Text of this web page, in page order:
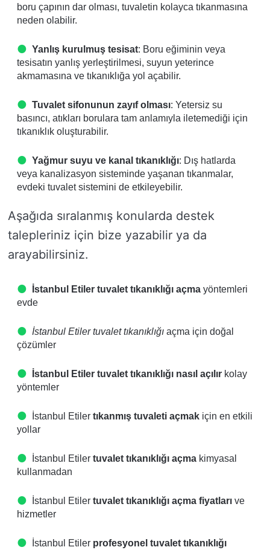
boru çapının dar olması, tuvaletin kolayca tıkanmasına
neden olabilir.
Yanlış kurulmuş tesisat: Boru eğiminin veya
tesisatın yanlış yerleştirilmesi, suyun yeterince
akmamasına ve tıkanıklığa yol açabilir.
Tuvalet sifonunun zayıf olması: Yetersiz su
basıncı, atıkları borulara tam anlamıyla iletemediği için
tıkanıklık oluşturabilir.
Yağmur suyu ve kanal tıkanıklığı: Dış hatlarda
veya kanalizasyon sisteminde yaşanan tıkanmalar,
evdeki tuvalet sistemini de etkileyebilir.
Aşağıda sıralanmış konularda destek
talepleriniz için bize yazabilir ya da
arayabilirsiniz.
İstanbul Etiler tuvalet tıkanıklığı açma yöntemleri
evde
İstanbul Etiler tuvalet tıkanıklığı açma için doğal
çözümler
İstanbul Etiler tuvalet tıkanıklığı nasıl açılır kolay
yöntemler
İstanbul Etiler tıkanmış tuvaleti açmak için en etkili
yollar
İstanbul Etiler tuvalet tıkanıklığı açma kimyasal
kullanmadan
İstanbul Etiler tuvalet tıkanıklığı açma fiyatları ve
hizmetler
İstanbul Etiler profesyonel tuvalet tıkanıklığı